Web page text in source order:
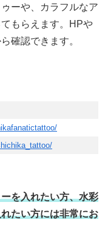
ーや、カラフルなア
もらえます。HPや
確認できます。
を入れたい方、水彩
たい方には非常にお